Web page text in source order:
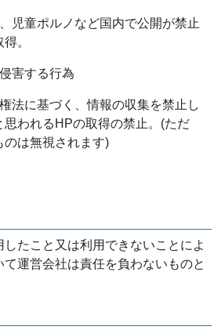
児童ポルノなど国内で公開が禁止
。
害する行為
法に基づく、情報の収集を禁止し
思われるHPの取得の禁止。(ただ
のは無視されます)
したこと又は利用できないことによ
運営会社は責任を負わないものと